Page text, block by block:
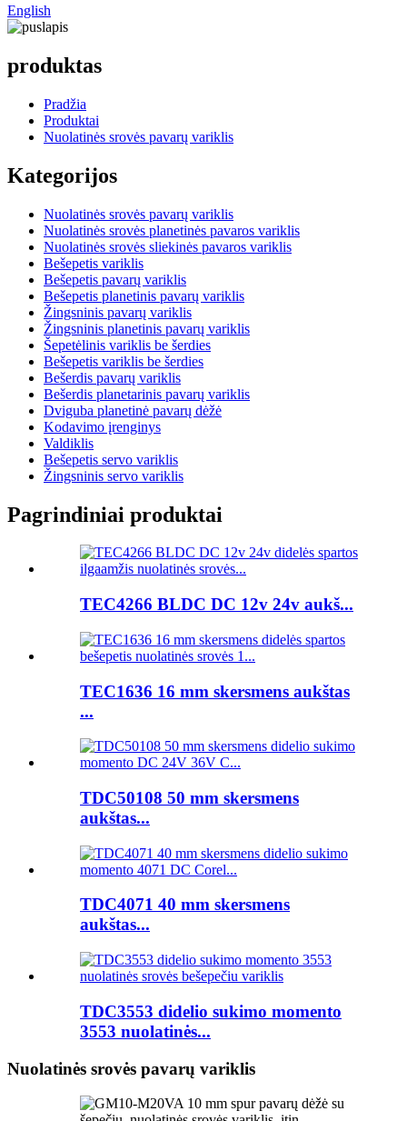
English
produktas
Pradžia
Produktai
Nuolatinės srovės pavarų variklis
Kategorijos
Nuolatinės srovės pavarų variklis
Nuolatinės srovės planetinės pavaros variklis
Nuolatinės srovės sliekinės pavaros variklis
Bešepetis variklis
Bešepetis pavarų variklis
Bešepetis planetinis pavarų variklis
Žingsninis pavarų variklis
Žingsninis planetinis pavarų variklis
Šepetėlinis variklis be šerdies
Bešepetis variklis be šerdies
Bešerdis pavarų variklis
Bešerdis planetarinis pavarų variklis
Dviguba planetinė pavarų dėžė
Kodavimo įrenginys
Valdiklis
Bešepetis servo variklis
Žingsninis servo variklis
Pagrindiniai produktai
TEC4266 BLDC DC 12v 24v aukš...
TEC1636 16 mm skersmens aukštas
...
TDC50108 50 mm skersmens
aukštas...
TDC4071 40 mm skersmens
aukštas...
TDC3553 didelio sukimo momento
3553 nuolatinės...
Nuolatinės srovės pavarų variklis